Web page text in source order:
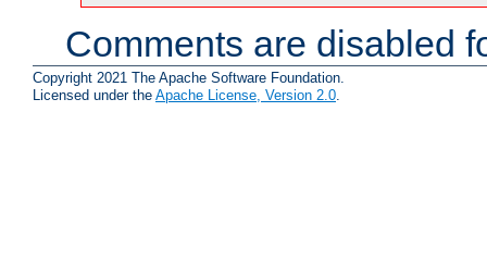
Comments are disabled
Copyright 2021 The Apache Software Foundation.
Licensed under the Apache License, Version 2.0